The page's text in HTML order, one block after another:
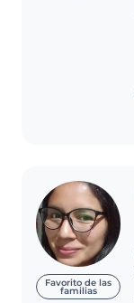
Favorito de las
familias